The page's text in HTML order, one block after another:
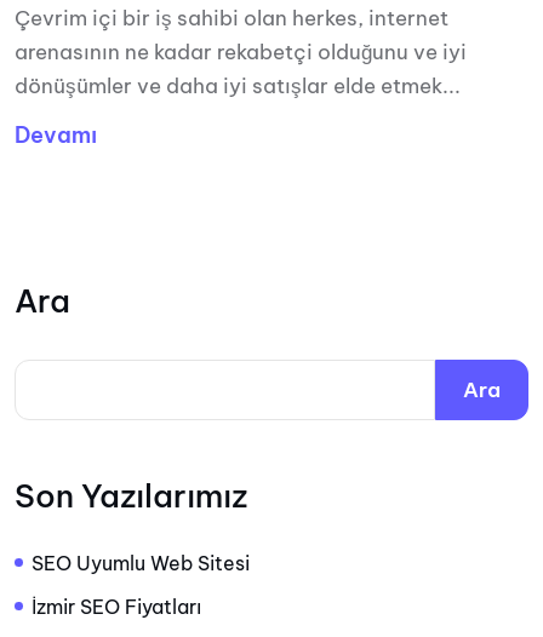
Çevrim içi bir iş sahibi olan herkes, internet
arenasının ne kadar rekabetçi olduğunu ve iyi
dönüşümler ve daha iyi satışlar elde etmek...
Devamı
Ara
Ara
Son Yazılarımız
SEO Uyumlu Web Sitesi
İzmir SEO Fiyatları